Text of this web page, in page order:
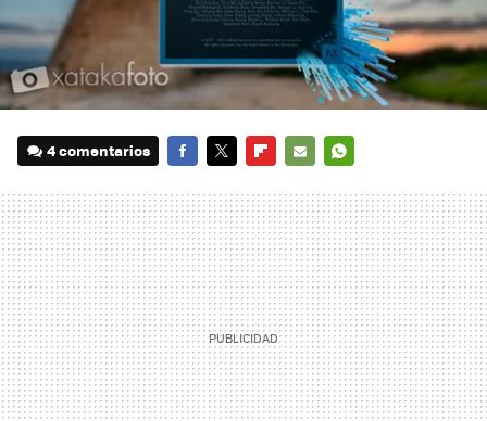
4 comentarios
MAIL